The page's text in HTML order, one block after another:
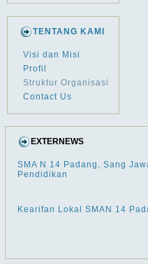
TENTANG KAMI
Visi dan Misi
Profil
Struktur Organisasi
Contact Us
EXTERNEWS
SMA N 14 Padang, Sang
Pendidikan
Kearifan Lokal SMAN 14